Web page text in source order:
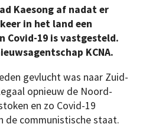
Kaesong af nadat er
in het land een
Covid-19 is vastgesteld.
KCNA.
gevlucht was naar Zuid-
opnieuw de Noord-
en zo Covid-19
de communistische staat.